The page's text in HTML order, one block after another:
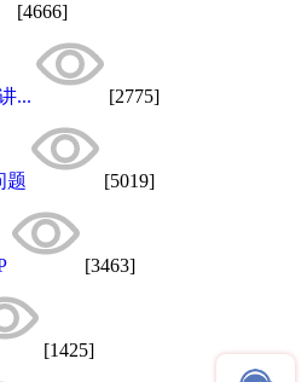
[4666]
... [2775]
题 [5019]
[3463]
[1425]